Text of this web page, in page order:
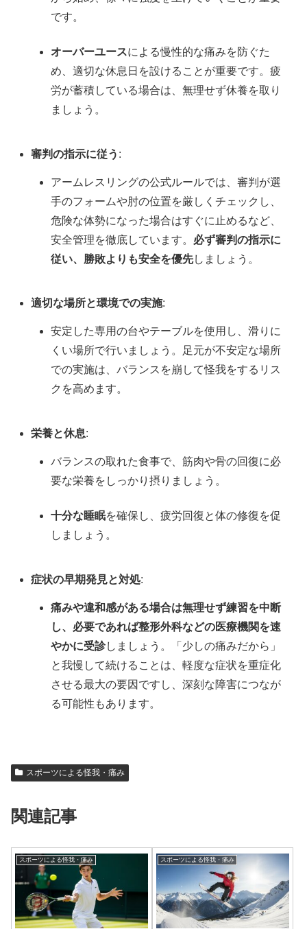
です。
オーバーユースによる慢性的な痛みを防ぐた
め、適切な休息日を設けることが重要です。疲
労が蓄積している場合は、無理せず休養を取り
ましょう。
審判の指示に従う :
アームレスリングの公式ルールでは、審判が選
手のフォームや肘の位置を厳しくチェックし、
危険な体勢になった場合はすぐに止めるなど、
安全管理を徹底しています。 必ず審判の指示に
従い、勝敗よりも安全を優先しましょう。
適切な場所と環境での実施:
安定した専用の台やテーブルを使用し、滑りに
くい場所で行いましょう。足元が不安定な場所
での実施は、バランスを崩して怪我をするリス
クを高めます。
栄養と休息:
バランスの取れた食事で、筋肉や骨の回復に必
要な栄養をしっかり摂りましょう。
十分な睡眠を確保し、疲労回復と体の修復を促
しましょう。
症状の早期発見と対処:
痛みや違和感がある場合は無理せず練習を中断
し、必要であれば整形外科などの医療機関を速
やかに受診しましょう。「少しの痛みだから」
と我慢して続けることは、軽度な症状を重症化
させる最大の要因ですし、深刻な障害につなが
る可能性もあります。
スポーツによる怪我・痛み
関連記事
スポーツによる怪我・痛み スポーツによる怪我・痛み